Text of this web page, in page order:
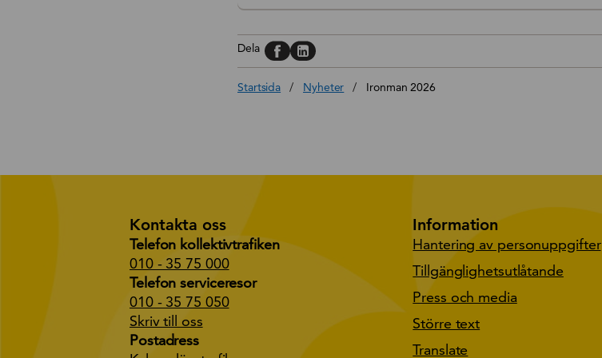
Dela Dela på, Facebook
Dela på, Linkedin
Startsida / Nyheter / Ironman 2026
Kontakta oss
Telefon kollektivtrafiken
010 - 35 75 000
Telefon serviceresor
010 - 35 75 050
Skriv till oss
Postadress
Information
Hantering av personuppgifter
Tillgänglighetsutlåtande
Press och media
Större text
Translate